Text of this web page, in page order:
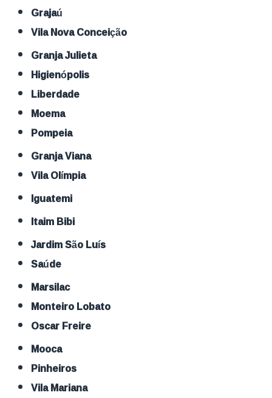
Grajaú
Vila Nova Conceição
Granja Julieta
Higienópolis
Liberdade
Moema
Pompeia
Granja Viana
Vila Olímpia
Iguatemi
Itaim Bibi
Jardim São Luís
Saúde
Marsilac
Monteiro Lobato
Oscar Freire
Mooca
Pinheiros
Vila Mariana